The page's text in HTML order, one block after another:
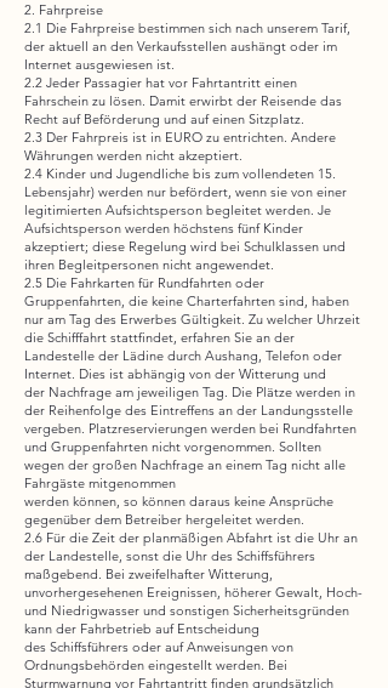
2. Fahrpreise
2.1 Die Fahrpreise bestimmen sich nach unserem Tarif,
der aktuell an den Verkaufsstellen aushängt oder im
Internet ausgewiesen ist.
2.2 Jeder Passagier hat vor Fahrtantritt einen
Fahrschein zu lösen. Damit erwirbt der Reisende das
Recht auf Beförderung und auf einen Sitzplatz.
2.3 Der Fahrpreis ist in EURO zu entrichten. Andere
Währungen werden nicht akzeptiert.
2.4 Kinder und Jugendliche bis zum vollendeten 15.
Lebensjahr) werden nur befördert, wenn sie von einer
legitimierten Aufsichtsperson begleitet werden. Je
Aufsichtsperson werden höchstens fünf Kinder
akzeptiert; diese Regelung wird bei Schulklassen und
ihren Begleitpersonen nicht angewendet.
2.5 Die Fahrkarten für Rundfahrten oder
Gruppenfahrten, die keine Charterfahrten sind, haben
nur am Tag des Erwerbes Gültigkeit. Zu welcher Uhrzeit
die Schifffahrt stattfindet, erfahren Sie an der
Landestelle der Lädine durch Aushang, Telefon oder
Internet. Dies ist abhängig von der Witterung und
der Nachfrage am jeweiligen Tag. Die Plätze werden in
der Reihenfolge des Eintreffens an der Landungsstelle
vergeben. Platzreservierungen werden bei Rundfahrten
und Gruppenfahrten nicht vorgenommen. Sollten
wegen der großen Nachfrage an einem Tag nicht alle
Fahrgäste mitgenommen
werden können, so können daraus keine Ansprüche
gegenüber dem Betreiber hergeleitet werden.
2.6 Für die Zeit der planmäßigen Abfahrt ist die Uhr an
der Landestelle, sonst die Uhr des Schiffsführers
maßgebend. Bei zweifelhafter Witterung,
unvorhergesehenen Ereignissen, höherer Gewalt, Hoch-
und Niedrigwasser und sonstigen Sicherheitsgründen
kann der Fahrbetrieb auf Entscheidung
des Schiffsführers oder auf Anweisungen von
Ordnungsbehörden eingestellt werden. Bei
Sturmwarnung vor Fahrtantritt finden grundsätzlich